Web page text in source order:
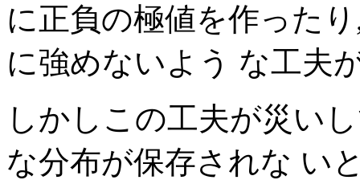
に正負の極値を作った
に強めないよう な工夫
しかしこの工夫が災い
な分布が保存されな い